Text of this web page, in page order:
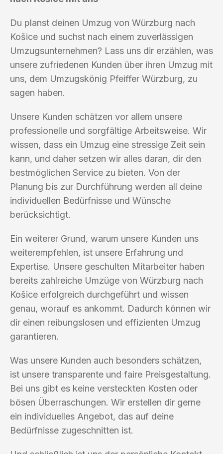
Du planst deinen Umzug von Würzburg nach
Košice und suchst nach einem zuverlässigen
Umzugsunternehmen? Lass uns dir erzählen, was
unsere zufriedenen Kunden über ihren Umzug mit
uns, dem Umzugskönig Pfeiffer Würzburg, zu
sagen haben.
Unsere Kunden schätzen vor allem unsere
professionelle und sorgfältige Arbeitsweise. Wir
wissen, dass ein Umzug eine stressige Zeit sein
kann, und daher setzen wir alles daran, dir den
bestmöglichen Service zu bieten. Von der
Planung bis zur Durchführung werden all deine
individuellen Bedürfnisse und Wünsche
berücksichtigt.
Ein weiterer Grund, warum unsere Kunden uns
weiterempfehlen, ist unsere Erfahrung und
Expertise. Unsere geschulten Mitarbeiter haben
bereits zahlreiche Umzüge von Würzburg nach
Košice erfolgreich durchgeführt und wissen
genau, worauf es ankommt. Dadurch können wir
dir einen reibungslosen und effizienten Umzug
garantieren.
Was unsere Kunden auch besonders schätzen,
ist unsere transparente und faire Preisgestaltung.
Bei uns gibt es keine versteckten Kosten oder
bösen Überraschungen. Wir erstellen dir gerne
ein individuelles Angebot, das auf deine
Bedürfnisse zugeschnitten ist.